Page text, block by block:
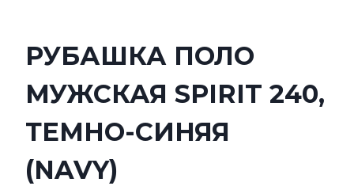
РУБАШКА ПОЛО
МУЖСКАЯ SPIRIT 240,
ТЕМНО-СИНЯЯ
(NAVY)